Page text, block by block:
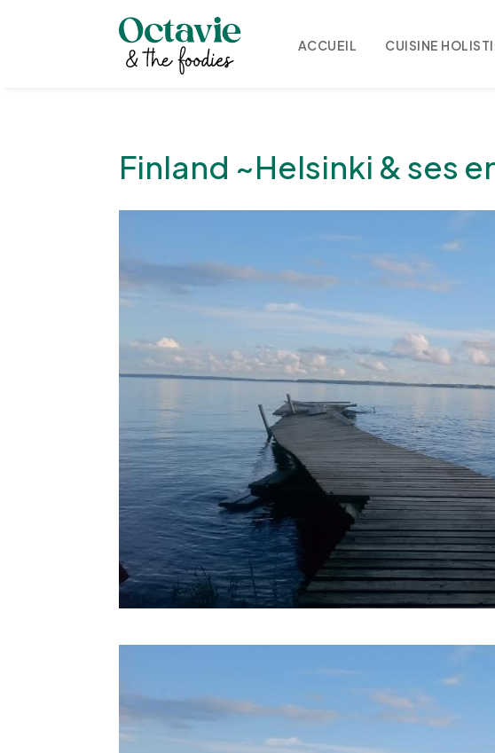
ACCUEIL CUISINE
Finland ~Helsinki & ses